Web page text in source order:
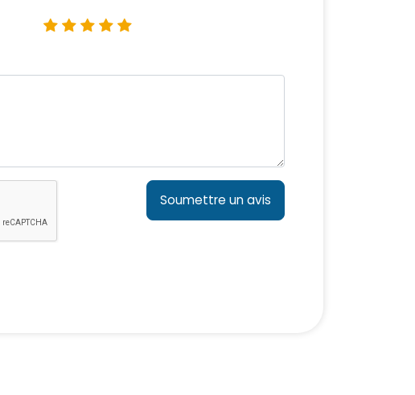
Soumettre un avis